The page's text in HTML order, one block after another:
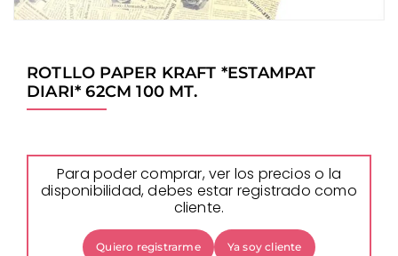
ROTLLO PAPER KRAFT *ESTAMPAT
DIARI* 62CM 100 MT.
Para poder comprar, ver los precios o la
disponibilidad, debes estar registrado como
cliente.
Quiero registrarme Ya soy cliente